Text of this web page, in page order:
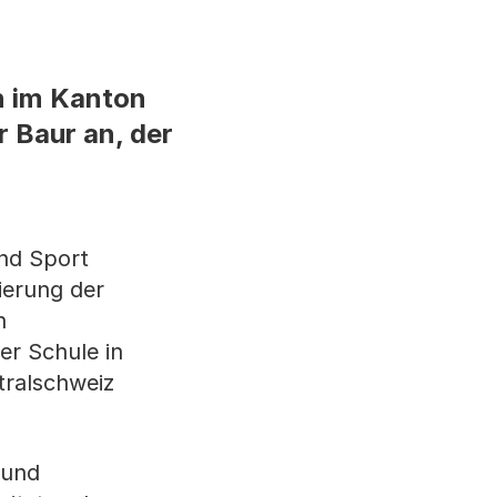
im Kanton
Baur an, der
Sport
der
Schule in